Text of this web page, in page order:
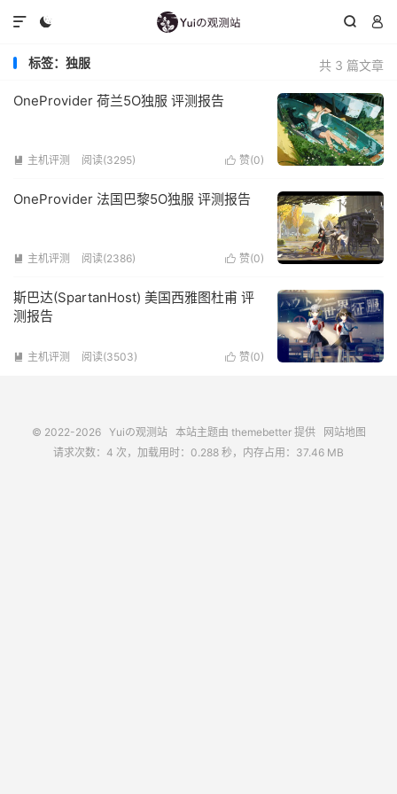
  

共 3 篇文章
标签：独服
OneProvider 荷兰5O独服 评测报告
 赞(0)
 主机评测 阅读(3295)
OneProvider 法国巴黎5O独服 评测报告
 赞(0)
 主机评测 阅读(2386)
斯巴达(SpartanHost) 美国西雅图杜甫 评
测报告
 赞(0)
 主机评测 阅读(3503)
© 2022-2026 Yuiの观测站本站主题由 themebetter提供
网站地图
请求次数：4 次，加载用时：0.288 秒，内存占用：37.46 MB